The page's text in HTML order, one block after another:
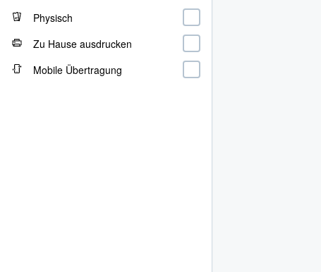
Physisch
Zu Hause ausdrucken
Mobile Übertragung